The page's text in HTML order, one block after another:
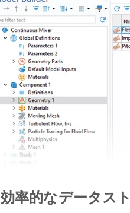
効率的なデータス